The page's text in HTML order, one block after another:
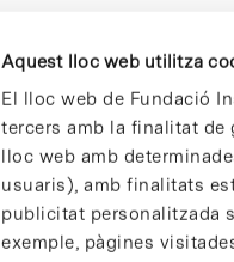
Aquest lloc web utilitza
El lloc web de Fundació
tercers amb la finalitat de
lloc web amb
usuaris), amb finalitats
publicitat personalitzada
exemple, pàgines